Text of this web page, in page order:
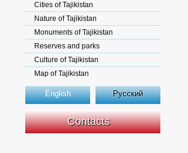
Cities of Tajikistan
Nature of Tajikistan
Monuments of Tajikistan
Reserves and parks
Culture of Tajikistan
Map of Tajikistan
English Русский
Contacts